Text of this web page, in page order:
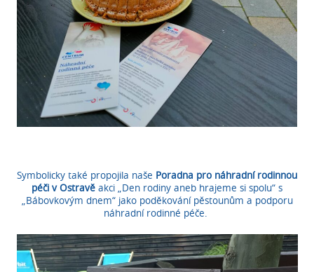
Symbolicky také propojila naše Poradna pro náhradní rodinnou
péči v Ostravě akci „Den rodiny aneb hrajeme si spolu“ s
„Bábovkovým dnem“ jako poděkování pěstounům a podporu
náhradní rodinné péče.